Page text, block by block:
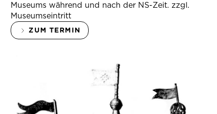
Museums während und nach der NS-Zeit. zzgl.
Museumseintritt
ZUM TERMIN